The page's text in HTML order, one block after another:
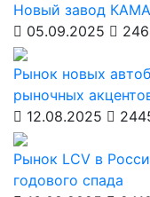
Новый завод
05.09.2025
Рынок новых
рыночных
12.08.2025
Рынок LCV в
годового спада